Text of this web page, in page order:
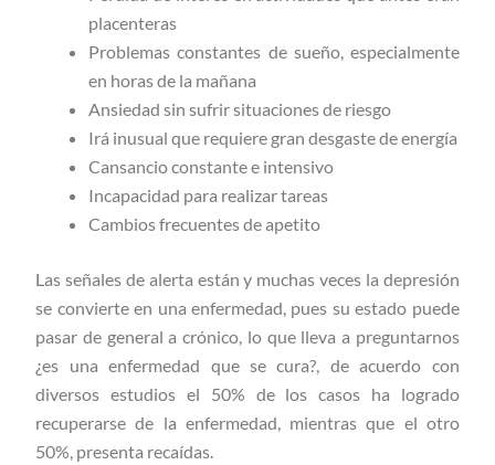
placenteras
Problemas constantes de sueño, especialmente
en horas de la mañana
Ansiedad sin sufrir situaciones de riesgo
Irá inusual que requiere gran desgaste de energía
Cansancio constante e intensivo
Incapacidad para realizar tareas
Cambios frecuentes de apetito
Las señales de alerta están y muchas veces la depresión
se convierte en una enfermedad, pues su estado puede
pasar de general a crónico, lo que lleva a preguntarnos
¿es una enfermedad que se cura?, de acuerdo con
diversos estudios el 50% de los casos ha logrado
recuperarse de la enfermedad, mientras que el otro
50%, presenta recaídas.